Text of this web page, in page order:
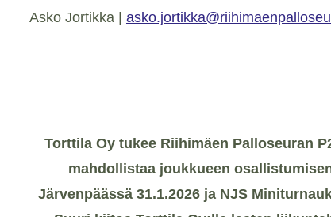
Asko Jortikka |
Torttila Oy tukee Riihimäen Palloseuran
mahdollistaa joukkueen
Järvenpäässä 31.1.2026 ja NJS